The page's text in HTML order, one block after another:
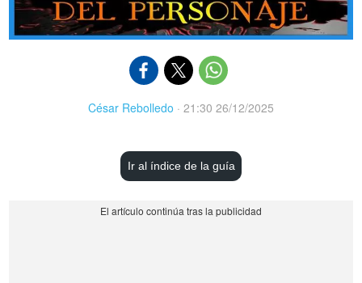
César Rebolledo · 21:30 26/12/2025
Ir al índice de la guía